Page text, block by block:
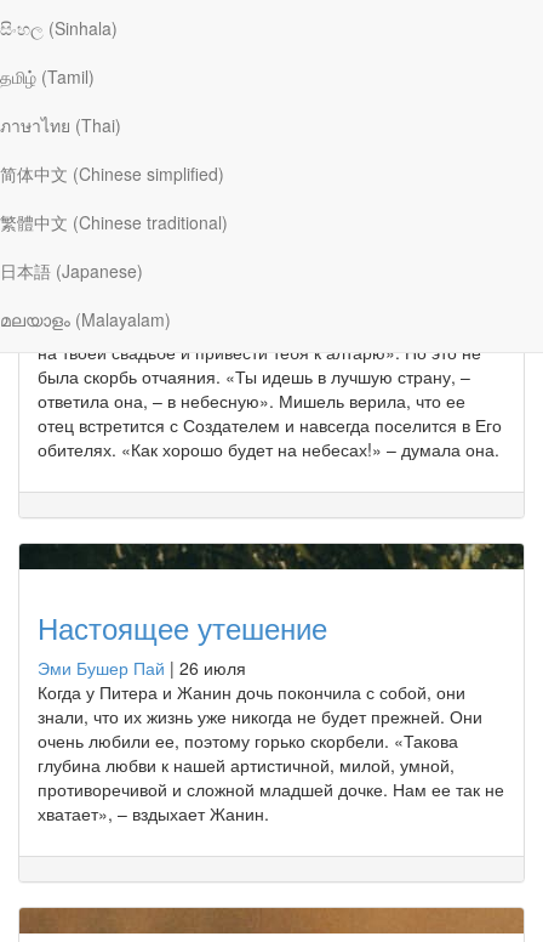
සිංහල (Sinhala)
தமிழ் (Tamil)
ภาษาไทย (Thai)
简体中文 (Chinese simplified)
繁體中文 (Chinese traditional)
日本語 (Japanese)
മലയാളം (Malayalam)
Статьи Эми Бушер Пай
Лучшая страна
Мишель переживала смешанные чувства. Ее отец
когда он сказал: «Дорогая, я так жалею, что не смогу быть
на твоей свадьбе и привести тебя к алтарю». Но это не
была скорбь отчаяния. «Ты идешь в лучшую страну, –
ответила она, – в небесную». Мишель верила, что ее
отец встретится с Создателем и навсегда поселится в Его
обителях. «Как хорошо будет на небесах!» – думала она.
Настоящее утешение
Эми Бушер Пай | 26 июля
Когда у Питера и Жанин дочь покончила с собой, они
знали, что их жизнь уже никогда не будет прежней. Они
очень любили ее, поэтому горько скорбели. «Такова
глубина любви к нашей артистичной, милой, умной,
противоречивой и сложной младшей дочке. Нам ее так не
хватает», – вздыхает Жанин.